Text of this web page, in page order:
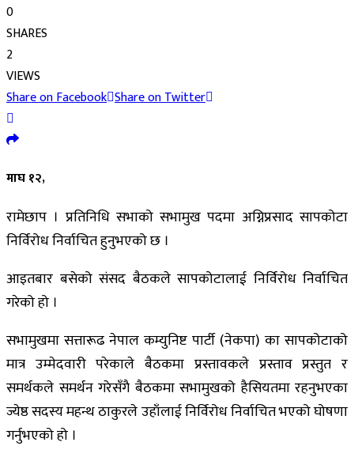
0
SHARES
2
VIEWS
Share on Facebook Share on Twitter
माघ १२,
रामेछाप । प्रतिनिधि सभाको सभामुख पदमा अग्निप्रसाद सापकोटा
निर्विरोध निर्वाचित हुनुभएको छ ।
आइतबार बसेको संसद बैठकले सापकोटालाई निर्विरोध निर्वाचित
गरेको हो ।
सभामुखमा सत्तारूढ नेपाल कम्युनिष्ट पार्टी (नेकपा) का सापकोटाको
मात्र उम्मेदवारी परेकाले बैठकमा प्रस्तावकले प्रस्ताव प्रस्तुत र
समर्थकले समर्थन गरेसँगै बैठकमा सभामुखको हैसियतमा रहनुभएका
ज्येष्ठ सदस्य महन्थ ठाकुरले उहाँलाई निर्विरोध निर्वाचित भएको घोषणा
गर्नुभएको हो ।